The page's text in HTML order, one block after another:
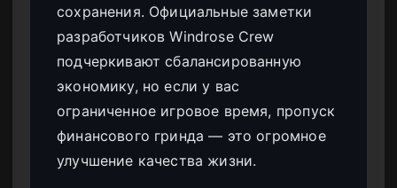
сохранения. Официальные заметки
разработчиков Windrose Crew
подчеркивают сбалансированную
экономику, но если у вас
ограниченное игровое время, пропуск
финансового гринда — это огромное
улучшение качества жизни.